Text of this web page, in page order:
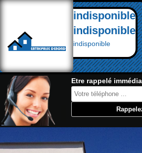
indisponible
indisponible
indisponible
Etre rappelé